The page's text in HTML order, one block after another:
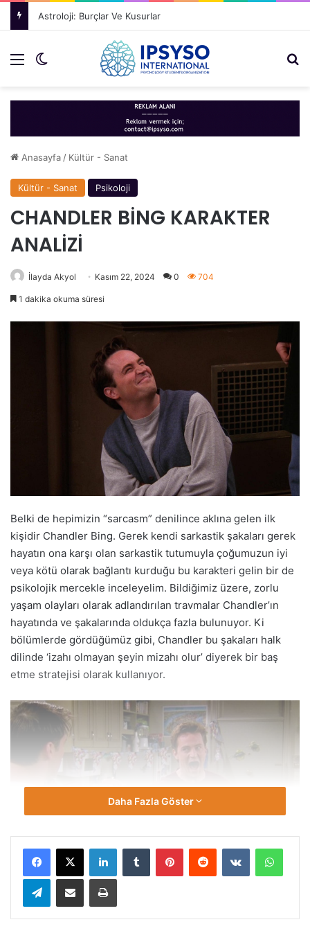
Astroloji: Burçlar Ve Kusurlar
Menü Dış görünümü değiştir
Anasayfa / Kültür - Sanat
Kültür - Sanat Psikoloji
CHANDLER BİNG KARAKTER
ANALİZİ
İlayda Akyol Kasım 22, 2024 0 704
1 dakika okuma süresi
Belki de hepimizin “sarcasm” denilince aklına gelen ilk
kişidir Chandler Bing. Gerek kendi sarkastik şakaları gerek
hayatın ona karşı olan sarkastik tutumuyla çoğumuzun iyi
veya kötü olarak bağlantı kurduğu bu karakteri gelin bir de
psikolojik mercekle inceleyelim. Bildiğimiz üzere, zorlu
yaşam olayları olarak adlandırılan travmalar Chandler’ın
hayatında ve şakalarında oldukça fazla bulunuyor. Ki
bölümlerde gördüğümüz gibi, Chandler bu şakaları halk
dilinde ‘izahı olmayan şeyin mizahı olur’ diyerek bir baş
etme stratejisi olarak kullanıyor.
Babasının bir Şükran Günü yemeğinde cinsel yönelimini
açıklaması ve Chandler daha çok küçükken ebeveynlerinin
boşanması, çocukken akranları tarafından uğradığı
zorbalıklar, ‘Chandler is a girl’ şakası ve annesinin erişkin
Daha Fazla Göster
Facebook
X LinkedInTumblr PinterestReddit VKontakte
TelegramE-Posta ile paylaş Yazdır